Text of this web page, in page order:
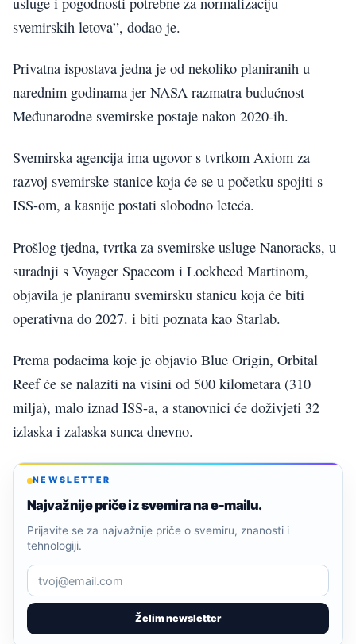
svemirskih letova”, dodao je.
Privatna ispostava jedna je od nekoliko planiranih u
narednim godinama jer NASA razmatra budućnost
Međunarodne svemirske postaje nakon 2020-ih.
Svemirska agencija ima ugovor s tvrtkom Axiom za
razvoj svemirske stanice koja će se u početku spojiti s
ISS-om, a kasnije postati slobodno leteća.
Prošlog tjedna, tvrtka za svemirske usluge Nanoracks, u
suradnji s Voyager Spaceom i Lockheed Martinom,
objavila je planiranu svemirsku stanicu koja će biti
operativna do 2027. i biti poznata kao Starlab.
Prema podacima koje je objavio Blue Origin, Orbital
Reef će se nalaziti na visini od 500 kilometara (310
milja), malo iznad ISS-a, a stanovnici će doživjeti 32
izlaska i zalaska sunca dnevno.
NEWSLETTER
Najvažnije priče iz svemira na e-mailu.
Želim newsletter
Prijavite se za najvažnije priče o svemiru, znanosti i
tehnologiji.